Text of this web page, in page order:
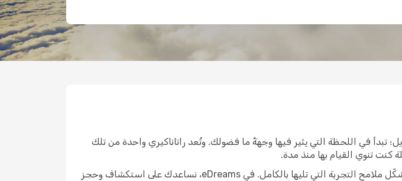
تبدأ في اللحظة التي يثير فيها وجهةٌ ما فضولك. وتُعد راتاناكيري واحدة من تلك
كنت تنوي القيام بها منذ مدة.
الوصول إلى هناك هو الخطوة الأولى الحقيقية. واختيار الرحلة المناسبة يمكن أن يشكّل ملامح التجربة التي تليها بالكامل. في eDreams، نساعدك على استكشاف وحجز